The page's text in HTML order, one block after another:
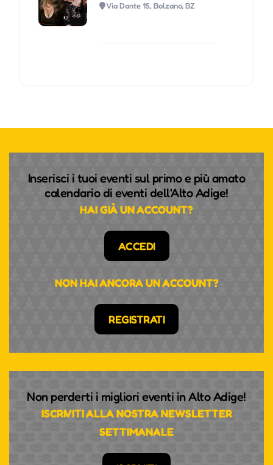
Via Dante 15, Bolzano, BZ
Inserisci i tuoi eventi sul primo e più amato
calendario di eventi dell'Alto Adige!
HAI GIÀ UN ACCOUNT?
ACCEDI
NON HAI ANCORA UN ACCOUNT?
REGISTRATI
Non perderti i migliori eventi in Alto Adige!
ISCRIVITI ALLA NOSTRA NEWSLETTER
SETTIMANALE